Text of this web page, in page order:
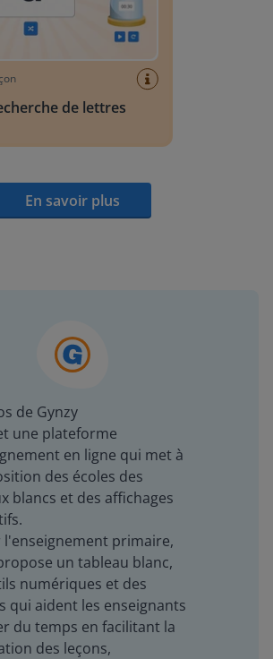
de lettres
En savoir plus
de Gynzy
une plateforme
en ligne qui met à
des écoles des
blancs et des affichages
l'enseignement primaire,
un tableau blanc,
numériques et des
qui aident les enseignants
du temps en facilitant la
des leçons,